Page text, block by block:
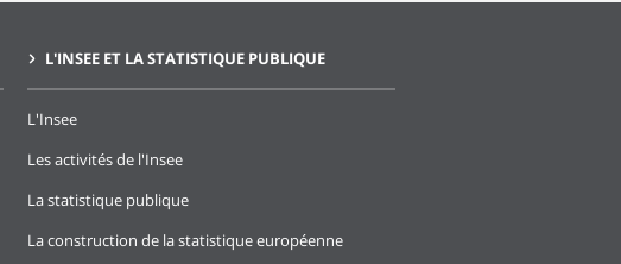
L'INSEE ET LA STATISTIQUE PUBLIQUE
L'Insee
Les activités de l'Insee
La statistique publique
La construction de la statistique européenne